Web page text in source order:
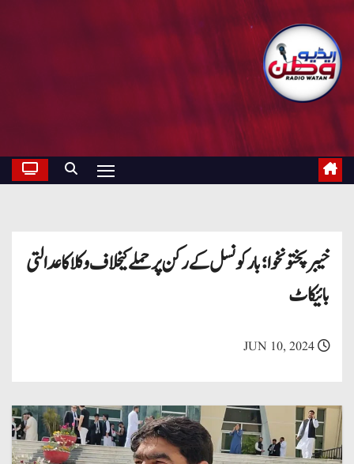
خیبر پختونخوا؛ بار کونسل کے رکن پر حملے کیخلاف وکلا کا عدالتی
بائیکاٹ
JUN 10, 2024